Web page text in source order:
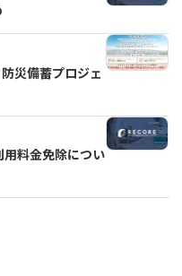
災備蓄プロジェ
料金免除につい